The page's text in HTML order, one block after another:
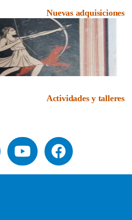
Nuevas adquisiciones
Actividades y talleres